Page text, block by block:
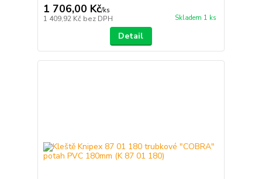
1 706,00 Kč/ks
1 409,92 Kč bez DPH Skladem 1 ks
Detail